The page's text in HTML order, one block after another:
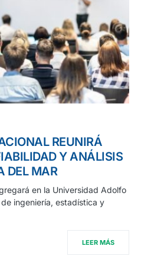
REUNIRÁ
Y ANÁLISIS
DEL MAR
en la Universidad Adolfo
ingeniería, estadística y
LEER MÁS